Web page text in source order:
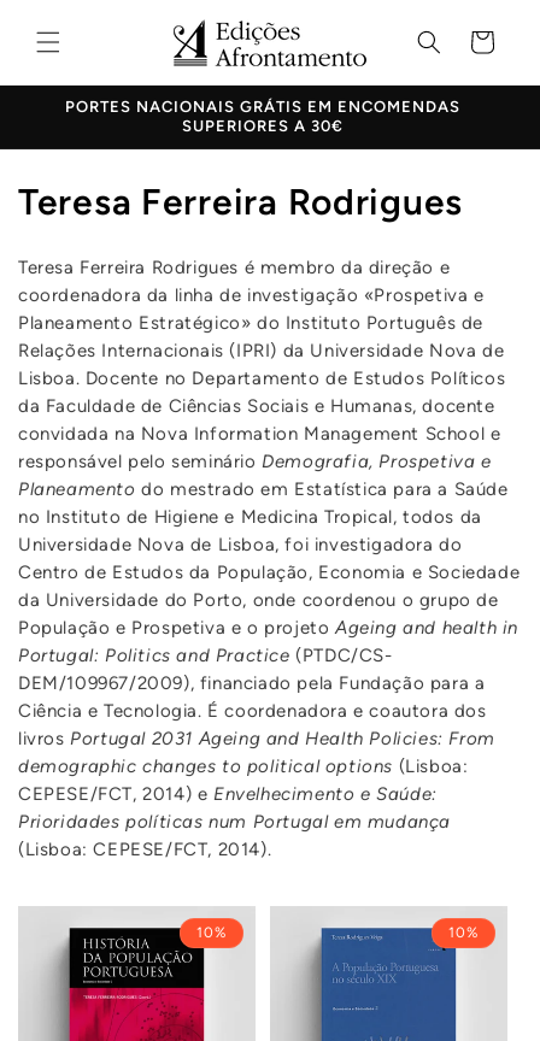
para o
conteúdo
Carrinho
PORTES NACIONAIS GRÁTIS EM ENCOMENDAS
SUPERIORES A 30€
C
l
e
ç
ã
o
:
Teresa Ferreira Rodrigues
Teresa Ferreira Rodrigues é membro da direção e
coordenadora da linha de investigação «Prospetiva e
Planeamento Estratégico» do Instituto Português de
Relações Internacionais (IPRI) da Universidade Nova de
Lisboa. Docente no Departamento de Estudos Políticos
da Faculdade de Ciências Sociais e Humanas, docente
convidada na Nova Information Management School e
responsável pelo seminárioDemografia, Prospetiva e
Planeamento do mestrado em Estatística para a Saúde
no Instituto de Higiene e Medicina Tropical, todos da
Universidade Nova de Lisboa, foi investigadora do
Centro de Estudos da População, Economia e Sociedade
da Universidade do Porto, onde coordenou o grupo de
População e Prospetiva e o projetoAgeing and health in
Portugal: Politics and Practice (PTDC/CS-
DEM/109967/2009), financiado pela Fundação para a
Ciência e Tecnologia. É coordenadora e coautora dos
livrosPortugal 2031 Ageing and Health Policies: From
demographic changes to political options (Lisboa:
CEPESE/FCT, 2014) eEnvelhecimento e Saúde:
Prioridades políticas num Portugal em mudança
(Lisboa: CEPESE/FCT, 2014).
10% 10%